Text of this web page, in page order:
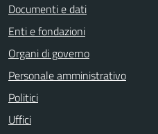
Documenti e dati
Enti e fondazioni
Organi di governo
Personale amministrativo
Politici
Uffici